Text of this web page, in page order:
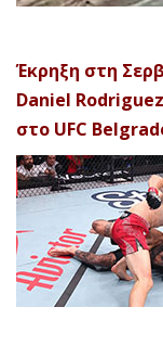
Έκρηξη στη
Daniel
στο UFC